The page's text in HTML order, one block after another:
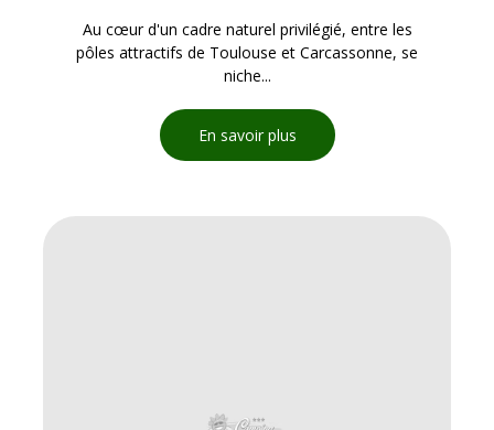
Au cœur d'un cadre naturel privilégié, entre les
pôles attractifs de Toulouse et Carcassonne, se
niche...
En savoir plus